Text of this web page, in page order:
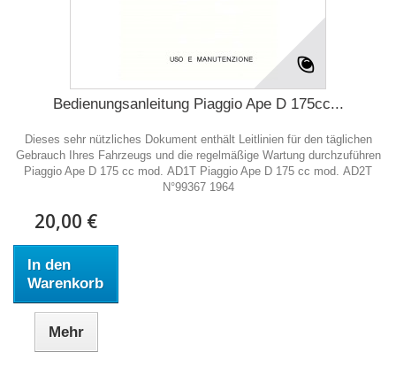
Bedienungsanleitung Piaggio Ape D 175cc...
Dieses sehr nützliches Dokument enthält Leitlinien für den täglichen
Gebrauch Ihres Fahrzeugs und die regelmäßige Wartung durchzuführen
Piaggio Ape D 175 cc mod. AD1T Piaggio Ape D 175 cc mod. AD2T
N°99367 1964
20,00 €
In den
Warenkorb
Mehr